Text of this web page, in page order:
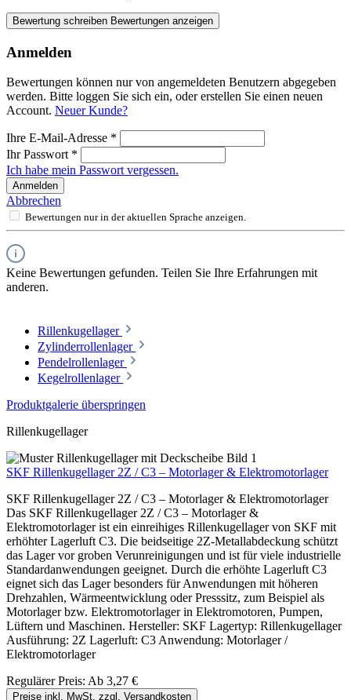
Bewertung schreiben Bewertungen anzeigen
Anmelden
Bewertungen können nur von angemeldeten Benutzern abgegeben
werden. Bitte loggen Sie sich ein, oder erstellen Sie einen neuen
Account. Neuer Kunde?
Ihre E-Mail-Adresse *
Ihr Passwort *
Ich habe mein Passwort vergessen.
Anmelden
Abbrechen
Bewertungen nur in der aktuellen Sprache anzeigen.
Keine Bewertungen gefunden. Teilen Sie Ihre Erfahrungen mit
anderen.
Rillenkugellager
Zylinderrollenlager
Pendelrollenlager
Kegelrollenlager
Produktgalerie überspringen
Rillenkugellager
SKF Rillenkugellager 2Z / C3 – Motorlager & Elektromotorlager
SKF Rillenkugellager 2Z / C3 – Motorlager & Elektromotorlager
Das SKF Rillenkugellager 2Z / C3 – Motorlager &
Elektromotorlager ist ein einreihiges Rillenkugellager von SKF mit
erhöhter Lagerluft C3. Die beidseitige 2Z-Metallabdeckung schützt
das Lager vor groben Verunreinigungen und ist für viele industrielle
Standardanwendungen geeignet. Durch die erhöhte Lagerluft C3
eignet sich das Lager besonders für Anwendungen mit höheren
Drehzahlen, Wärmeentwicklung oder Presssitz, zum Beispiel als
Motorlager bzw. Elektromotorlager in Elektromotoren, Pumpen,
Lüftern und Maschinen. Hersteller: SKF Lagertyp: Rillenkugellager
Ausführung: 2Z Lagerluft: C3 Anwendung: Motorlager /
Elektromotorlager
Regulärer Preis: Ab 3,27 €
Preise inkl. MwSt. zzgl. Versandkosten